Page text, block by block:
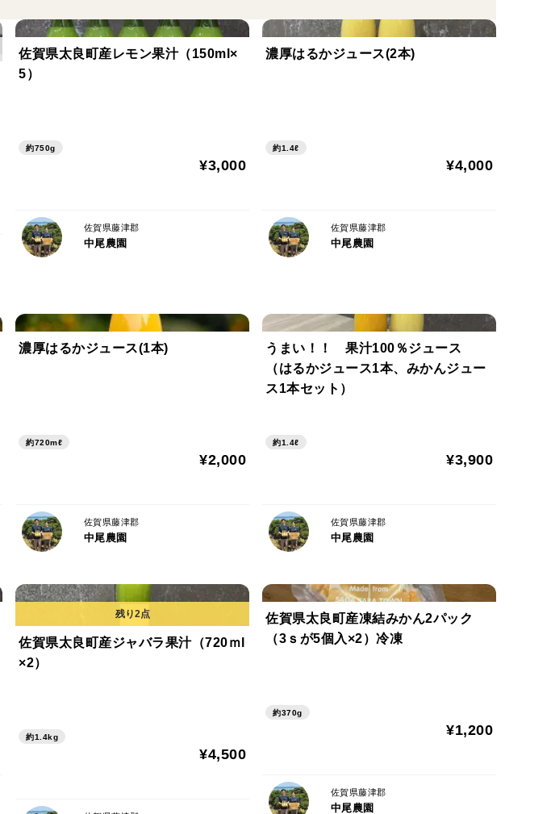
佐賀県太良町産レモン果汁（150ml×
5）
約750g
¥3,000
佐賀県藤津郡
中尾農園
濃厚はるかジュース(2本)
約1.4ℓ
¥4,000
佐賀県藤津郡
中尾農園
濃厚はるかジュース(1本)
約720mℓ
¥2,000
佐賀県藤津郡
中尾農園
うまい！！ 果汁100％ジュース
（はるかジュース1本、みかんジュー
ス1本セット）
約1.4ℓ
¥3,900
佐賀県藤津郡
中尾農園
佐賀県太良町産ジャバラ果汁（720ｍl
×2）
約1.4kg
¥4,500
佐賀県太良町産凍結みかん2パック
（3ｓが5個入×2）冷凍
約370g
¥1,200
佐賀県藤津郡
中尾農園